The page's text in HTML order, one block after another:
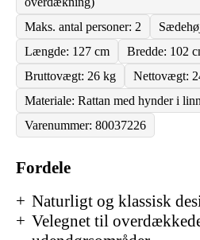
Fordele
Naturligt og klassisk
Velegnet til
Maks. antal personer: 2
Længde: 127 cm
Bredde: 102
Bruttovægt: 26 kg
Nettovægt:
Materiale: Rattan med hynder i
Varenummer: 80037226